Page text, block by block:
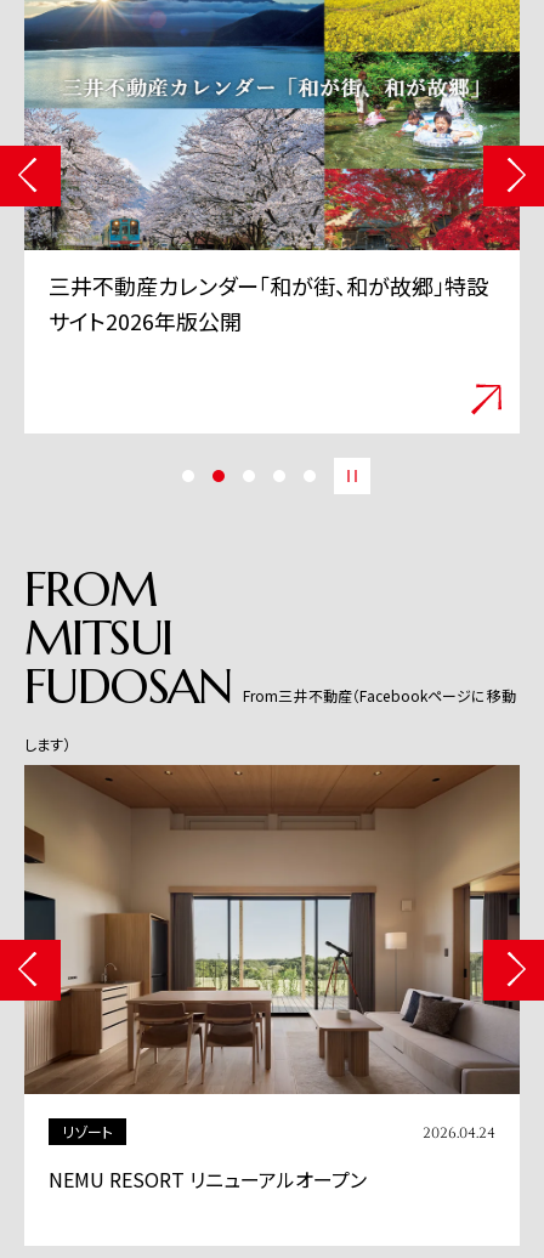
三井不動産 TVCMシリーズ「三井のすずちゃん」
「スーパープレイ」篇 6月11日から全国で放映
FROM
MITSUI
FUDOSAN From三井不動産（Facebookページに移動
します）
商業施設 2026.04.13
「BASEGATE横浜関内」グランドオープン